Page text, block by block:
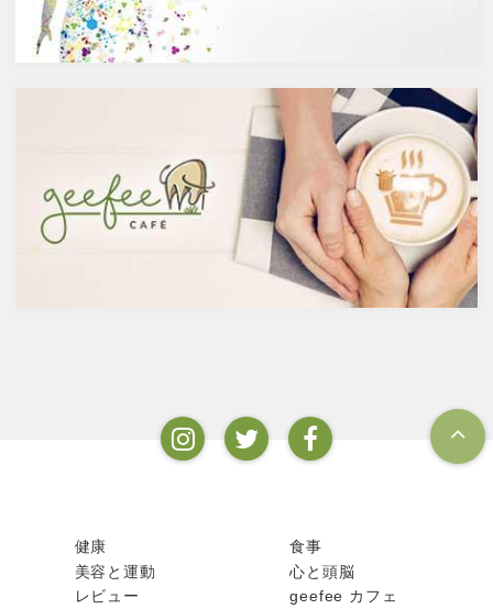
酵させて造られたもの。蒸留酒
は、この発酵された醸造酒をさ
らに蒸留して作られたものでス
で、蒸留酒は一般的には40度～
50度、最大で90度台のアルコー
ルとなります。以下が主なお酒
の醸造酒と蒸留酒の分類です。
免疫力を向上させる亜鉛の吸収
を助けるケルセチン
免疫力を保つことは、コロナウ
イルスの対策に限らず風邪やイ
ンフルエンザなど、さまざまな
疾患に対して人の体に有益な効
果を与えます。その免疫システ
ムを維持するのに重要な働きを
するのが亜鉛。
健康
食事
美容と運動
心と頭脳
レビュー
geefee カフェ